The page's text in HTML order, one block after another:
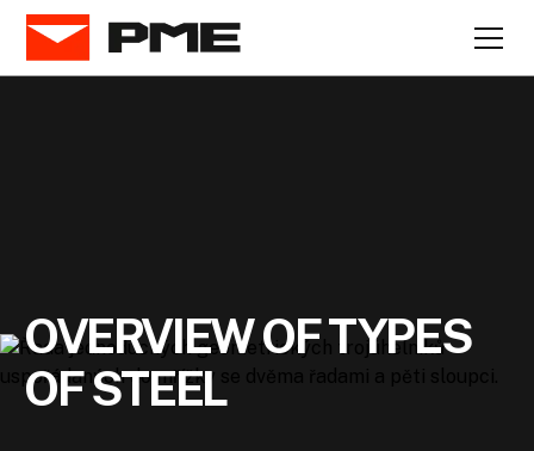
OVERVIEW OF TYPES
OF STEEL